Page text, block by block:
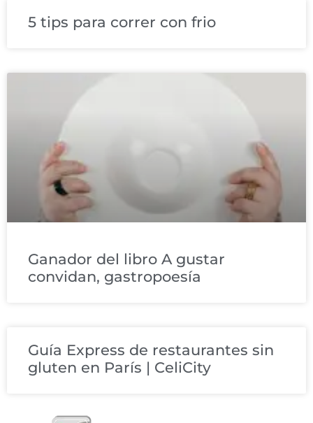
5 tips para correr con frio
Ganador del libro A gustar
convidan, gastropoesía
Guía Express de restaurantes sin
gluten en París | CeliCity